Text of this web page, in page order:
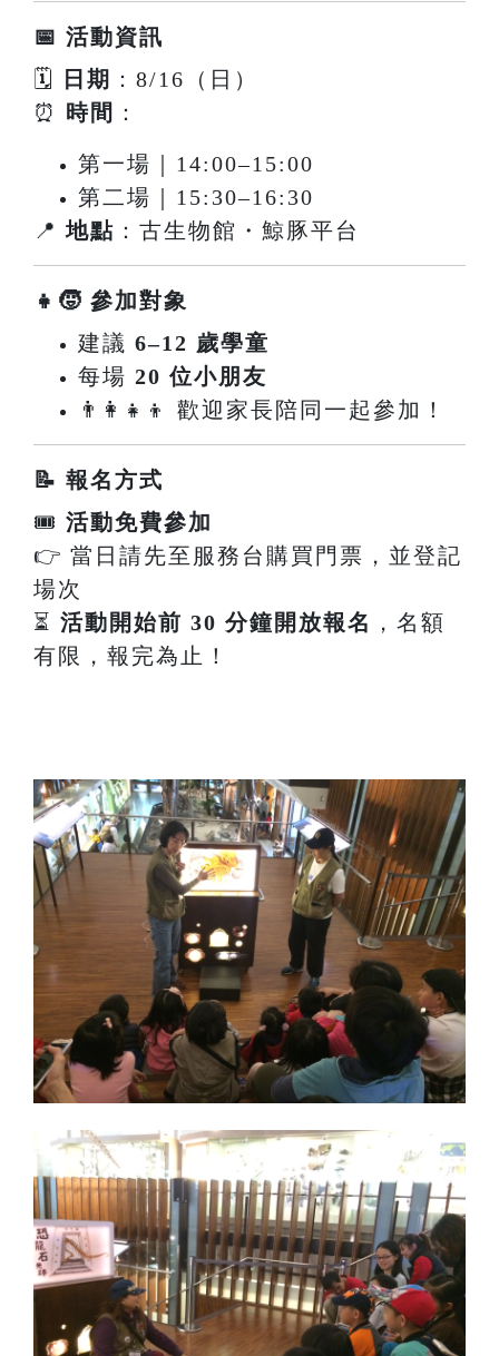
📅 活動資訊
🗓
日期 ：8/16（日）
⏰ 時間 ：
第一場｜14:00–15:00
第二場｜15:30–16:30
📍地點 ：古生物館・鯨豚平台
👧🧒 參加對象
建議 6–12 歲學童
每場 20 位小朋友
👨‍👩‍👧‍👦 歡迎家長陪同一起參加！
📝 報名方式
🎟 活動免費參加
👉 當日請先至服務台購買門票，並登記
場次
⏳ 活動開始前 30 分鐘開放報名 ，名額
有限，報完為止！